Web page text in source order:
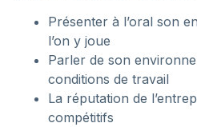
Présenter à l’oral son
l’on y joue
Parler de son
conditions de travail
La réputation de
compétitifs